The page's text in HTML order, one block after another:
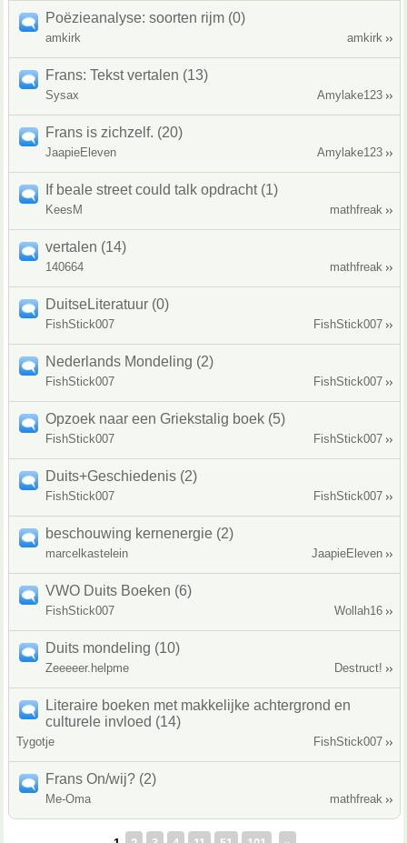
Poëzieanalyse: soorten rijm (0)
amkirk amkirk
Frans: Tekst vertalen (13)
Sysax Amylake123
Frans is zichzelf. (20)
JaapieEleven Amylake123
If beale street could talk opdracht (1)
KeesM mathfreak
vertalen (14)
140664 mathfreak
DuitseLiteratuur (0)
FishStick007 FishStick007
Nederlands Mondeling (2)
FishStick007 FishStick007
Opzoek naar een Griekstalig boek (5)
FishStick007 FishStick007
Duits+Geschiedenis (2)
FishStick007 FishStick007
beschouwing kernenergie (2)
marcelkastelein JaapieEleven
VWO Duits Boeken (6)
FishStick007 Wollah16
Duits mondeling (10)
Zeeeeer.helpme Destruct!
Literaire boeken met makkelijke achtergrond en
culturele invloed (14)
Tygotje FishStick007
Frans On/wij? (2)
Me-Oma mathfreak